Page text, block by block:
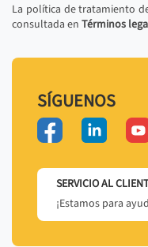
La política de tratamiento
consultada en Términos
SÍGUENOS
SERVICIO AL
¡Estamos para